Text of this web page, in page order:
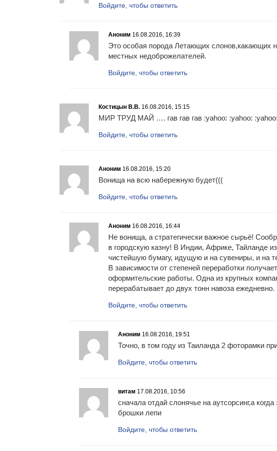
Войдите, чтобы ответить
Аноним 16.08.2016, 16:39
Это особая порода Летающих слонов,какающих
местных недоброжелателей.
Войдите, чтобы ответить
Костицын В.В. 16.08.2016, 15:15
МИР ТРУД МАЙ …. гав гав гав :yahoo: :yahoo: :yahoo:
Войдите, чтобы ответить
Аноним 16.08.2016, 15:20
Вонища на всю набережную будет(((
Войдите, чтобы ответить
Аноним 16.08.2016, 16:44
Не вонища, а стратегически важное сырьё!
в городскую казну! В Индии, Африке, Тайланде
чистейшую бумагу, идущую и на сувениры, и на
В зависимости от степеней переработки
оформительские работы. Одна из крупных
перерабатывает до двух тонн навоза ежедневно.
Войдите, чтобы ответить
Аноним 16.08.2016, 19:51
Точно, в том году из Таиланда 2 фоторамки
Войдите, чтобы ответить
витам 17.08.2016, 10:56
сначала отдай слонячье на аутсорсинг,а
брошки лепи
Войдите, чтобы ответить